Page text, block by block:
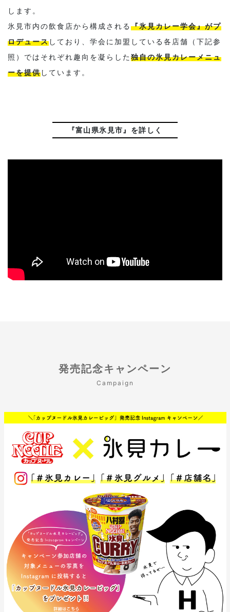
します。
氷見市内の飲食店から構成される 『氷見カレー学会』がプ
ロデュースしており、学会に加盟している各店舗（下記参
照）ではそれぞれ趣向を凝らした独自の氷見カレーメニュ
ーを提供しています。
『富山県氷見市』を詳しく
発売記念キャンペーン
Campaign